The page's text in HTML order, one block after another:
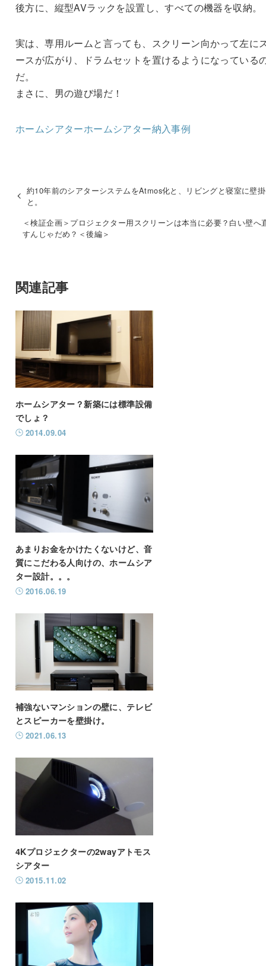
後方に、縦型AVラックを設置し、すべての機器を収納。
実は、専用ルームと言っても、スクリーン向かって左に
ースが広がり、ドラムセットを置けるようになっている
だ。
まさに、男の遊び場だ！
ホームシアターホームシアター納入事例
約10年前のシアターシステムをAtmos化と、リビングと寝室に壁
と。
＜検証企画＞プロジェクター用スクリーンは本当に必要？白い壁へ
すんじゃだめ？＜後編＞
関連記事
ホームシアター？新築には標準設備
でしょ？
2014.09.04
あまりお金をかけたくないけど、音
質にこだわる人向けの、ホームシア
ター設計。。。
2016.06.19
補強ないマンションの壁に、テレビ
とスピーカーを壁掛け。
2021.06.13
4Kプロジェクターの2wayアトモス
シアター
2015.11.02